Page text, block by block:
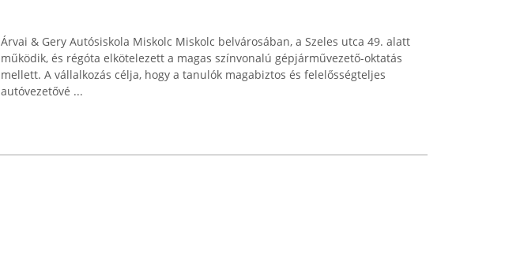
Árvai & Gery Autósiskola Miskolc Miskolc belvárosában, a Szeles utca 49. alatt
működik, és régóta elkötelezett a magas színvonalú gépjárművezető-oktatás
mellett. A vállalkozás célja, hogy a tanulók magabiztos és felelősségteljes
autóvezetővé ...